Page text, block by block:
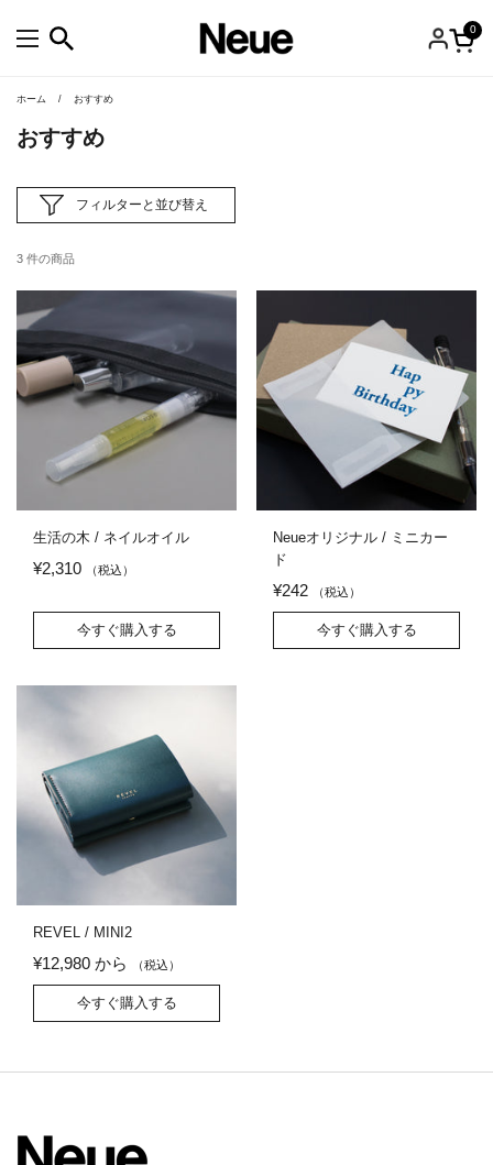
メニューを開く
カー
0
ホーム / おすすめ
おすすめ
3 件の商品
フィルターと並び替え
生活の木 / ネイルオイル
¥2,310 （税込）
今すぐ購入する
Neueオリジナル / ミニカー
ド
¥242 （税込）
今すぐ購入する
REVEL / MINI2
¥12,980 から （税込）
今すぐ購入する